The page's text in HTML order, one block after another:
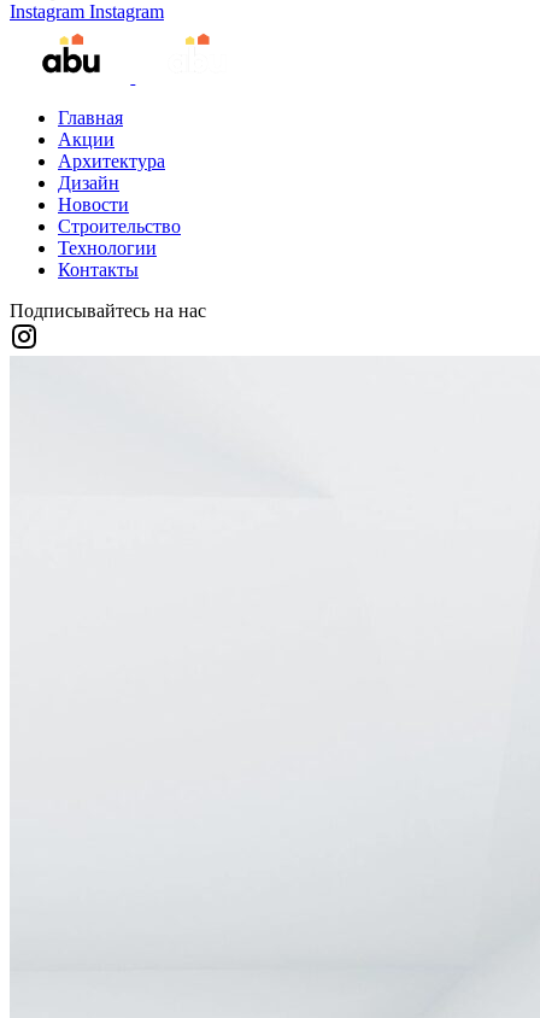
Instagram Instagram
Главная
Акции
Архитектура
Дизайн
Новости
Строительство
Технологии
Контакты
Подписывайтесь на нас